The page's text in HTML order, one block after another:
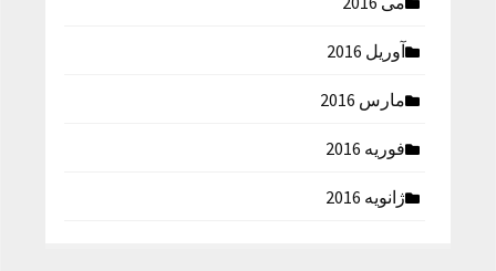
آوریل 2016
مارس 2016
فوریه 2016
ژانویه 2016